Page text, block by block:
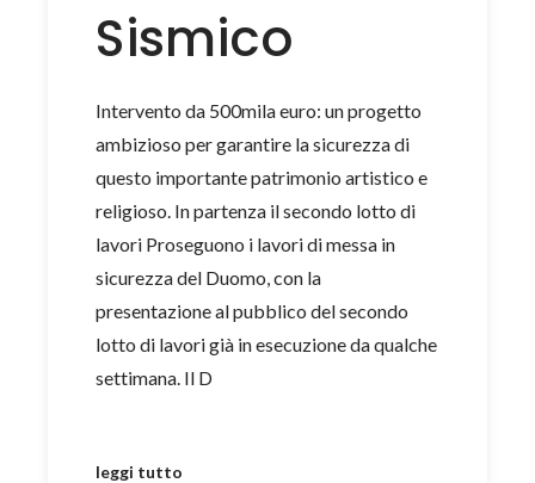
Sismico
Intervento da 500mila euro: un progetto
ambizioso per garantire la sicurezza di
questo importante patrimonio artistico e
religioso. In partenza il secondo lotto di
lavori Proseguono i lavori di messa in
sicurezza del Duomo, con la
presentazione al pubblico del secondo
lotto di lavori già in esecuzione da qualche
settimana. Il D
leggi tutto